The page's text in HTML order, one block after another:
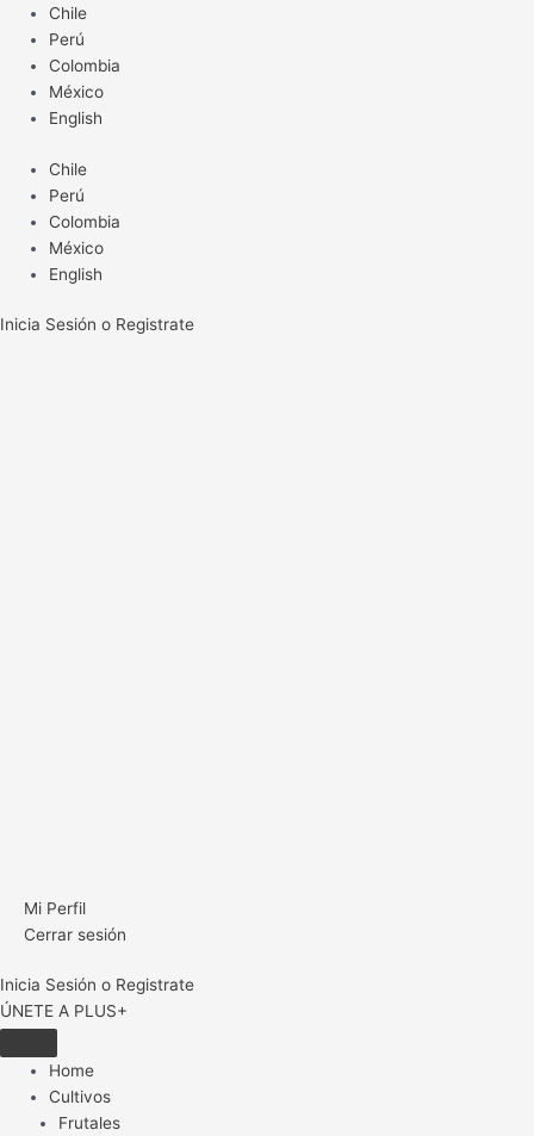
contenido
Chile
Perú
Colombia
México
English
Chile
Perú
Colombia
México
English
Inicia Sesión o Registrate
Mi Perfil
Cerrar sesión
Inicia Sesión o Registrate
ÚNETE A PLUS+
Home
Cultivos
Frutales